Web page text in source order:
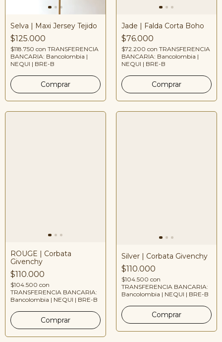
Selva | Maxi Jersey Tejido
$125.000
$118.750 con TRANSFERENCIA
BANCARIA: Bancolombia |
NEQUI | BRE-B
Jade | Falda Corta Boho
$76.000
$72.200 con TRANSFERENCIA
BANCARIA: Bancolombia |
NEQUI | BRE-B
ROUGE | Corbata
Givenchy
$110.000
$104.500 con
TRANSFERENCIA BANCARIA:
Bancolombia | NEQUI | BRE-B
Silver | Corbata Givenchy
$110.000
$104.500 con
TRANSFERENCIA BANCARIA:
Bancolombia | NEQUI | BRE-B